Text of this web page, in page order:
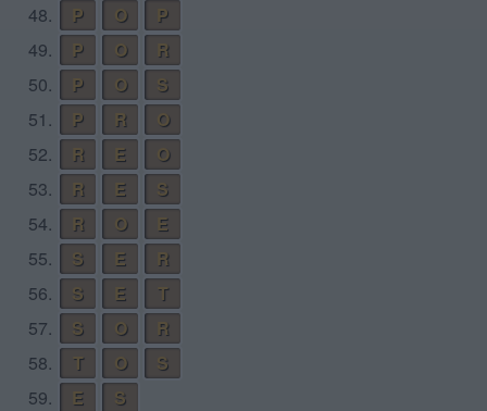
48.
P O
P
49.
P O
R
50.
P O
S
51.
P R
O
52.
R E
O
53.
R E
S
54.
R O
E
55.
S E
R
56.
S E
T
57.
S O
R
58.
T O
S
59.
E
S